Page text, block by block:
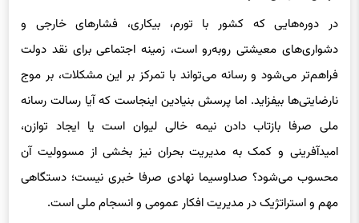
در دوره‌هایی که کشور با تورم، بیکاری، فشارهای خارجی و
دشواری‌های معیشتی روبه‌رو است، زمینه اجتماعی برای نقد دولت
فراهم‌تر می‌شود و رسانه می‌تواند با تمرکز بر این مشکلات، بر موج
نارضایتی‌ها بیفزاید. اما پرسش بنیادین اینجاست که آیا رسالت رسانه
ملی صرفا بازتاب دادن نیمه خالی لیوان است یا ایجاد توازن،
امیدآفرینی و کمک به مدیریت بحران نیز بخشی از مسوولیت آن
محسوب می‌شود؟ صداوسیما نهادی صرفا خبری نیست؛ دستگاهی
مهم و استراتژیک در مدیریت افکار عمومی و انسجام ملی است.